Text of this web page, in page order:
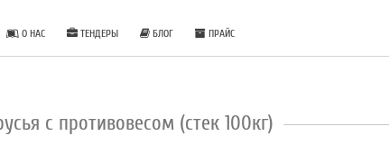
О НАС ТЕНДЕРЫ БЛОГ ПРАЙС
с противовесом (стек 100кг)